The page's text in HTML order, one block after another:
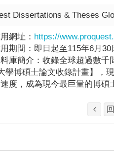
Dissertations & Theses
網址： https://
期間：即日起至115年6月30
庫簡介：收錄全球超過數千
學博碩士論文收錄計畫】，
度，成為現今最巨量的博碩